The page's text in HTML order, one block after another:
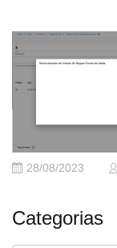
28/08/2023
Categorias